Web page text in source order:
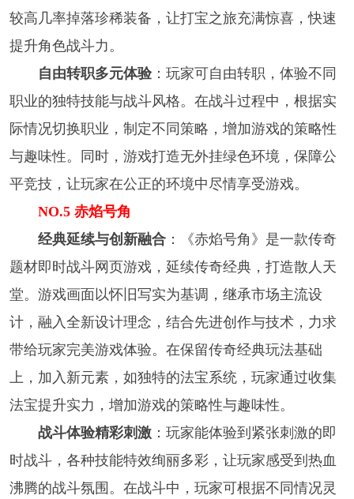
较高几率掉落珍稀装备，让打宝之旅充满惊喜，快速
提升角色战斗力。
自由转职多元体验：玩家可自由转职，体验不同
职业的独特技能与战斗风格。在战斗过程中，根据实
际情况切换职业，制定不同策略，增加游戏的策略性
与趣味性。同时，游戏打造无外挂绿色环境，保障公
平竞技，让玩家在公正的环境中尽情享受游戏。
NO.5 赤焰号角
经典延续与创新融合：《赤焰号角》是一款传奇
题材即时战斗网页游戏，延续传奇经典，打造散人天
堂。游戏画面以怀旧写实为基调，继承市场主流设
计，融入全新设计理念，结合先进创作与技术，力求
带给玩家完美游戏体验。在保留传奇经典玩法基础
上，加入新元素，如独特的法宝系统，玩家通过收集
法宝提升实力，增加游戏的策略性与趣味性。
战斗体验精彩刺激：玩家能体验到紧张刺激的即
时战斗，各种技能特效绚丽多彩，让玩家感受到热血
沸腾的战斗氛围。在战斗中，玩家可根据不同情况灵